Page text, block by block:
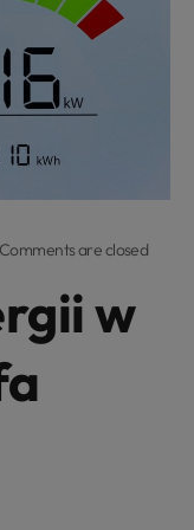
Comments are closed
w